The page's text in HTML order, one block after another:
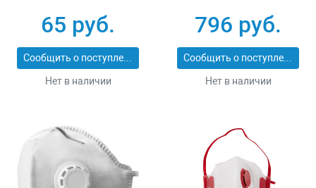
65 руб.
Сообщить о поступлении
Нет в наличии
796 руб.
Сообщить о поступлении
Нет в наличии